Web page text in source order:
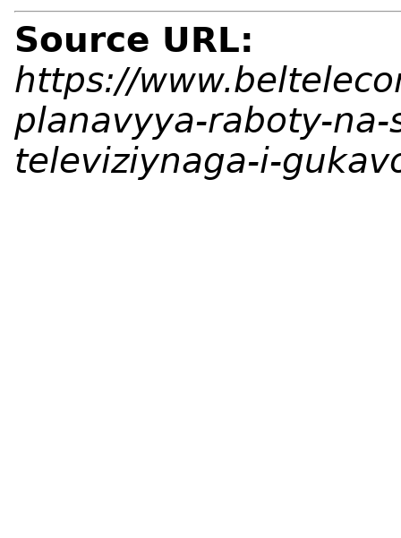
Source URL:
https://
planavyya-raboty-
televiziynaga-i-